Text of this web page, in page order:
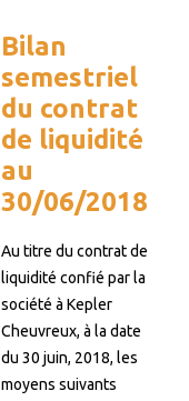
Bilan
semestriel
du contrat
de liquidité
au
30/06/2018
Au titre du contrat de
liquidité confié par la
société à Kepler
Cheuvreux, à la date
du 30 juin, 2018, les
moyens suivants